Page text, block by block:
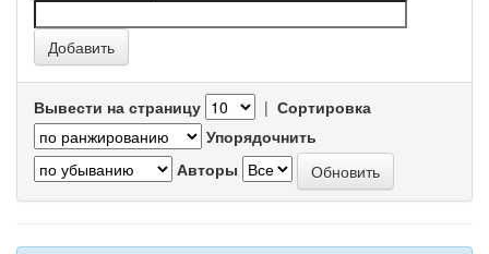
Вывести на страницу | Сортировка
Упорядочнить
Авторы